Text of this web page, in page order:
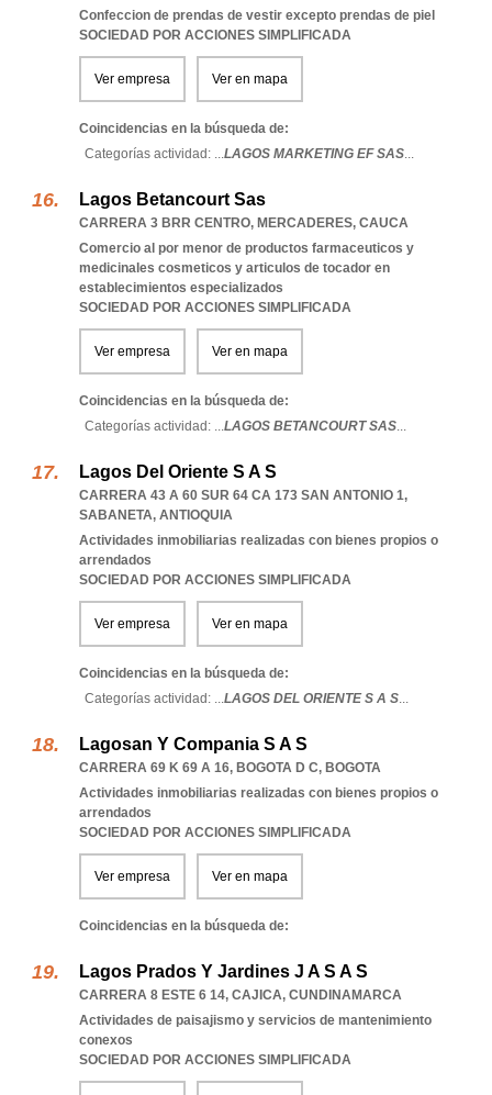
Confeccion de prendas de vestir excepto prendas de piel
SOCIEDAD POR ACCIONES SIMPLIFICADA
Ver empresa Ver en mapa
Coincidencias en la búsqueda de:
Categorías actividad: ...LAGOS MARKETING EF SAS...
Lagos Betancourt Sas
CARRERA 3 BRR CENTRO, MERCADERES, CAUCA
Comercio al por menor de productos farmaceuticos y
medicinales cosmeticos y articulos de tocador en
establecimientos especializados
SOCIEDAD POR ACCIONES SIMPLIFICADA
Ver empresa Ver en mapa
Coincidencias en la búsqueda de:
Categorías actividad: ...LAGOS BETANCOURT SAS...
Lagos Del Oriente S A S
CARRERA 43 A 60 SUR 64 CA 173 SAN ANTONIO 1,
SABANETA, ANTIOQUIA
Actividades inmobiliarias realizadas con bienes propios o
arrendados
SOCIEDAD POR ACCIONES SIMPLIFICADA
Ver empresa Ver en mapa
Coincidencias en la búsqueda de:
Categorías actividad: ...LAGOS DEL ORIENTE S A S...
Lagosan Y Compania S A S
CARRERA 69 K 69 A 16, BOGOTA D C, BOGOTA
Actividades inmobiliarias realizadas con bienes propios o
arrendados
SOCIEDAD POR ACCIONES SIMPLIFICADA
Ver empresa Ver en mapa
Coincidencias en la búsqueda de:
Lagos Prados Y Jardines J A S A S
CARRERA 8 ESTE 6 14, CAJICA, CUNDINAMARCA
Actividades de paisajismo y servicios de mantenimiento
conexos
SOCIEDAD POR ACCIONES SIMPLIFICADA